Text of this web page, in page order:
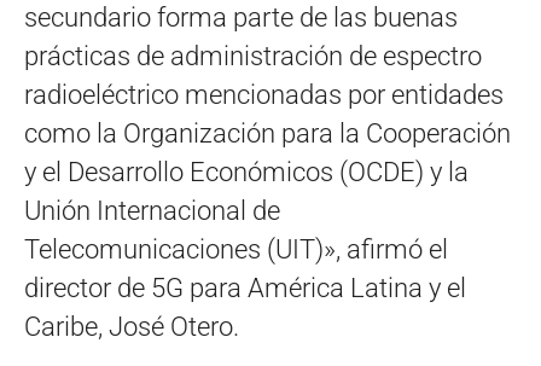
secundario forma parte de las buenas
prácticas de administración de espectro
radioeléctrico mencionadas por entidades
como la Organización para la Cooperación
y el Desarrollo Económicos (OCDE) y la
Unión Internacional de
Telecomunicaciones (UIT)», afirmó el
director de 5G para América Latina y el
Caribe, José Otero.